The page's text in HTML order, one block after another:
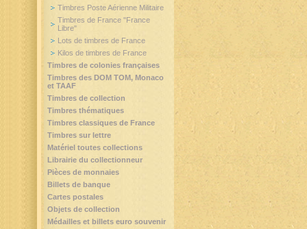
Timbres Poste Aérienne Militaire
Timbres de France "France
Libre"
Lots de timbres de France
Kilos de timbres de France
Timbres de colonies françaises
Timbres des DOM TOM, Monaco
et TAAF
Timbres de collection
Timbres thématiques
Timbres classiques de France
Timbres sur lettre
Matériel toutes collections
Librairie du collectionneur
Pièces de monnaies
Billets de banque
Cartes postales
Objets de collection
Médailles et billets euro souvenir